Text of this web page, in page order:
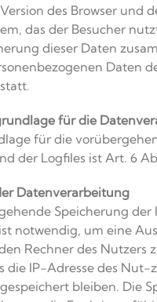
des Browser und
das der Besucher
dieser Daten
Daten
für die
für die
der Logfiles ist Art. 6
Datenverarbeitung
Speicherung der
notwendig, um eine
Rechner des Nutzers
die IP-Adresse des Nut-
bleiben. Die